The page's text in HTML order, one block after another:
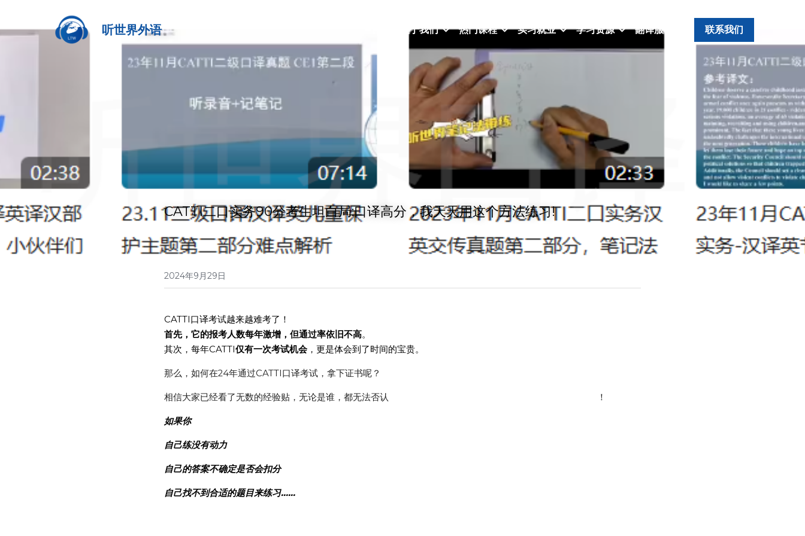
听世界外语 关于我们 热门课程 实习就业 学习资源 翻译服务 联系我们
CATTI二口实务90分考生坦白局:口译高分，我天天用这个方法练习!
2024年9月29日
CATTI口译考试越来越难考了！
首先，它的报考人数每年激增，但通过率依旧不高。
其次，每年CATTI仅有一次考试机会 ，更是体会到了时间的宝贵。
那么，如何在24年通过CATTI口译考试，拿下证书呢？
相信大家已经看了无数的经验贴，无论是谁，都无法否认 ！
如果你
自己练没有动力
自己的答案不确定是否会扣分
自己找不到合适的题目来练习……